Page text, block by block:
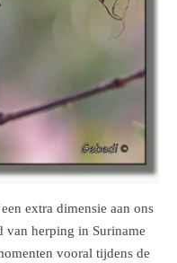
extra dimensie aan ons
van herping in Suriname
vooral tijdens de